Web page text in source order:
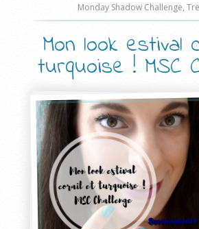
Monday Shadow Challenge,
Mon look estival
turquoise ! MSC